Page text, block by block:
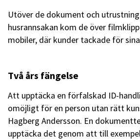
Utöver de dokument och
husrannsakan kom de över
mobiler, där kunder tackade för
Två års fängelse
Att upptäcka en förfalskad ID-
omöjligt för en person utan rätt
Hagberg Andersson. En
upptäcka det genom att till